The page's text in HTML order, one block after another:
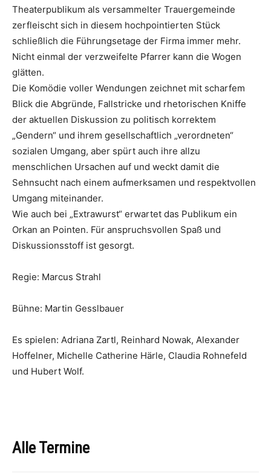
Theaterpublikum als versammelter Trauergemeinde
zerfleischt sich in diesem hochpointierten Stück
schließlich die Führungsetage der Firma immer mehr.
Nicht einmal der verzweifelte Pfarrer kann die Wogen
glätten.
Die Komödie voller Wendungen zeichnet mit scharfem
Blick die Abgründe, Fallstricke und rhetorischen Kniffe
der aktuellen Diskussion zu politisch korrektem
„Gendern“ und ihrem gesellschaftlich „verordneten“
sozialen Umgang, aber spürt auch ihre allzu
menschlichen Ursachen auf und weckt damit die
Sehnsucht nach einem aufmerksamen und respektvollen
Umgang miteinander.
Wie auch bei „Extrawurst“ erwartet das Publikum ein
Orkan an Pointen. Für anspruchsvollen Spaß und
Diskussionsstoff ist gesorgt.
Regie: Marcus Strahl
Bühne: Martin Gesslbauer
Es spielen: Adriana Zartl, Reinhard Nowak, Alexander
Hoffelner, Michelle Catherine Härle, Claudia Rohnefeld
und Hubert Wolf.
Alle Termine